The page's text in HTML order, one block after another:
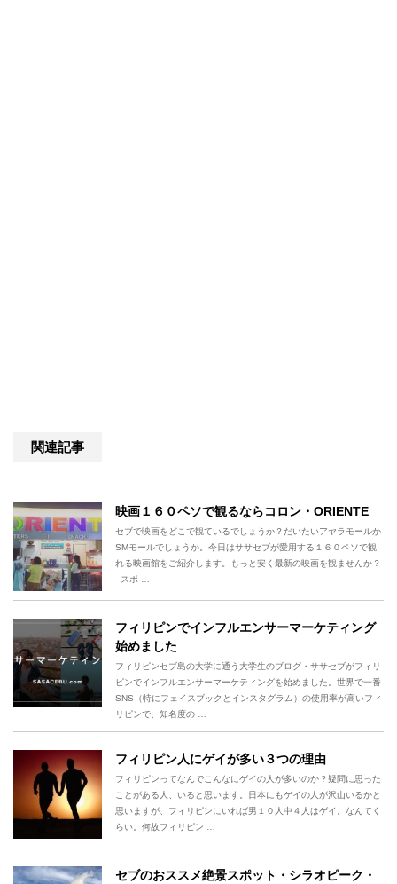
関連記事
映画１６０ペソで観るならコロン・ORIENTE
セブで映画をどこで観ているでしょうか？だいたいアヤラモールか
SMモールでしょうか。今日はササセブが愛用する１６０ペソで観
れる映画館をご紹介します。もっと安く最新の映画を観ませんか？
スポ …
フィリピンでインフルエンサーマーケティング
始めました
フィリピンセブ島の大学に通う大学生のブログ・ササセブがフィリ
ピンでインフルエンサーマーケティングを始めました。世界で一番
SNS（特にフェイスブックとインスタグラム）の使用率が高いフィ
リピンで、知名度の …
フィリピン人にゲイが多い３つの理由
フィリピンってなんでこんなにゲイの人が多いのか？疑問に思った
ことがある人、いると思います。日本にもゲイの人が沢山いるかと
思いますが、フィリピンにいれば男１０人中４人はゲイ。なんてく
らい。何故フィリピン …
セブのおススメ絶景スポット・シラオピーク・